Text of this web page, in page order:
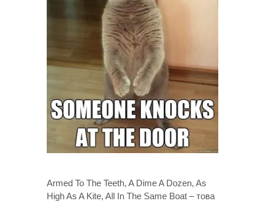
Armed To The Teeth, A Dime A Dozen, As
High As A Kite, All In The Same Boat – това